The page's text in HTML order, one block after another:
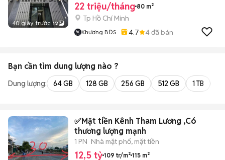
40 giây trước 12
22 triệu/tháng 80 m²
Tp Hồ Chí Minh
Khương BĐS 4.7 4đã bán
Bạn cần tìm dung lượng nào ?
Dung lượng: 64 GB 128 GB 256 GB 512 GB 1 TB
✅Mặt tiền Kênh Tham Lương ,Có
thương lượng mạnh
1 PN Nhà mặt phố, mặt tiền
12,5 tỷ 109 tr/m² 115 m²